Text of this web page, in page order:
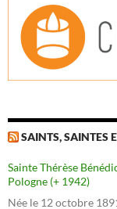
SAINTS, SAINTES
Sainte Thérèse
Pologne (+ 1942)
Née le 12 octobre